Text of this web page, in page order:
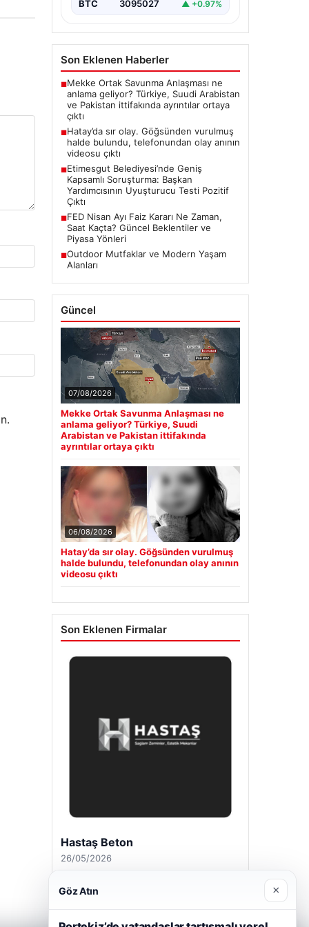
BTC 3095027 ▲ +0.97%
Son Eklenen Haberler
■Mekke Ortak Savunma Anlaşması ne
anlama geliyor? Türkiye, Suudi Arabistan
ve Pakistan ittifakında ayrıntılar ortaya
çıktı
■Hatay’da sır olay. Göğsünden vurulmuş
halde bulundu, telefonundan olay anının
videosu çıktı
■Etimesgut Belediyesi’nde Geniş
Kapsamlı Soruşturma: Başkan
Yardımcısının Uyuşturucu Testi Pozitif
Çıktı
■FED Nisan Ayı Faiz Kararı Ne Zaman,
Saat Kaçta? Güncel Beklentiler ve
Piyasa Yönleri
■Outdoor Mutfaklar ve Modern Yaşam
Alanları
Güncel
07/08/2026
Mekke Ortak Savunma Anlaşması ne
anlama geliyor? Türkiye, Suudi
Arabistan ve Pakistan ittifakında
ayrıntılar ortaya çıktı
06/08/2026
Hatay’da sır olay. Göğsünden vurulmuş
halde bulundu, telefonundan olay anının
videosu çıktı
Son Eklenen Firmalar
Hastaş Beton
26/05/2026
Göz Atın ×